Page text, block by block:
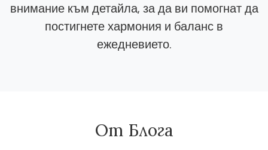
внимание към детайла, за да ви помогнат да
постигнете хармония и баланс в
ежедневието.
От Блога